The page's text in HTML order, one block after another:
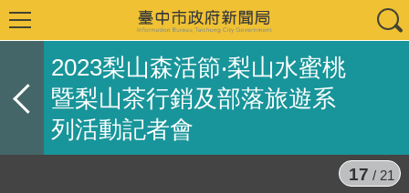
2023梨山森活節‧梨山水蜜桃
暨梨山茶行銷及部落旅遊系
列活動記者會
17 / 21